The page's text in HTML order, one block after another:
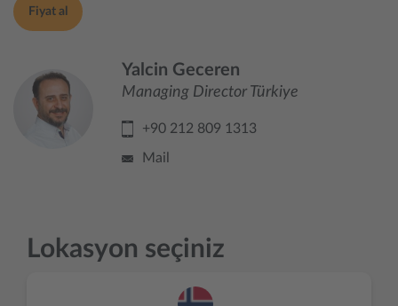
Fiyat al
Yalcin Geceren
Managing Director Türkiye
+90 212 809 1313
Mail
Lokasyon seçiniz